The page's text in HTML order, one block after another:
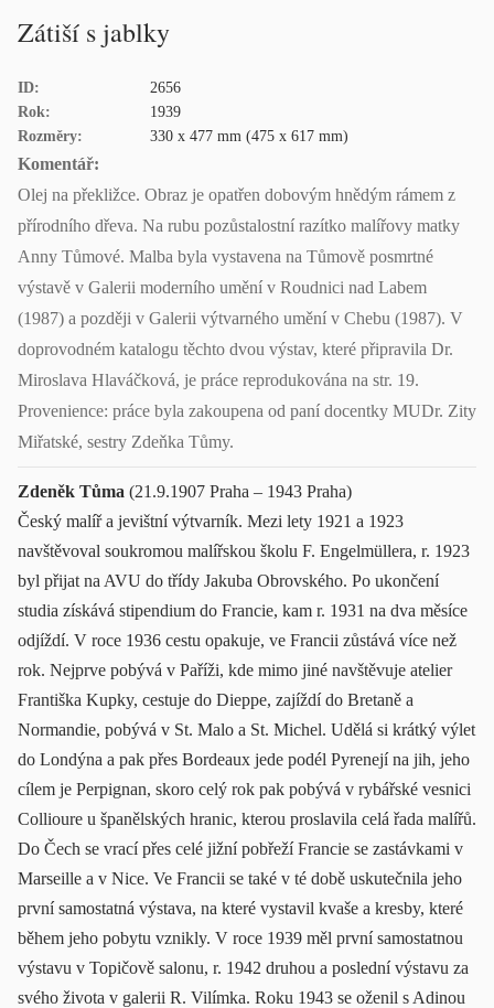
Zátiší s jablky
ID:
2656
Rok:
1939
Rozměry:
330 x 477 mm (475 x 617 mm)
Komentář:
Olej na překližce. Obraz je opatřen dobovým hnědým rámem z
přírodního dřeva. Na rubu pozůstalostní razítko malířovy matky
Anny Tůmové. Malba byla vystavena na Tůmově posmrtné
výstavě v Galerii moderního umění v Roudnici nad Labem
(1987) a později v Galerii výtvarného umění v Chebu (1987). V
doprovodném katalogu těchto dvou výstav, které připravila Dr.
Miroslava Hlaváčková, je práce reprodukována na str. 19.
Provenience: práce byla zakoupena od paní docentky MUDr. Zity
Miřatské, sestry Zdeňka Tůmy.
Zdeněk Tůma (21.9.1907 Praha – 1943 Praha)
Český malíř a jevištní výtvarník. Mezi lety 1921 a 1923
navštěvoval soukromou malířskou školu F. Engelmüllera, r. 1923
byl přijat na AVU do třídy Jakuba Obrovského. Po ukončení
studia získává stipendium do Francie, kam r. 1931 na dva měsíce
odjíždí. V roce 1936 cestu opakuje, ve Francii zůstává více než
rok. Nejprve pobývá v Paříži, kde mimo jiné navštěvuje atelier
Františka Kupky, cestuje do Dieppe, zajíždí do Bretaně a
Normandie, pobývá v St. Malo a St. Michel. Udělá si krátký výlet
do Londýna a pak přes Bordeaux jede podél Pyrenejí na jih, jeho
cílem je Perpignan, skoro celý rok pak pobývá v rybářské vesnici
Collioure u španělských hranic, kterou proslavila celá řada malířů.
Do Čech se vrací přes celé jižní pobřeží Francie se zastávkami v
Marseille a v Nice. Ve Francii se také v té době uskutečnila jeho
první samostatná výstava, na které vystavil kvaše a kresby, které
během jeho pobytu vznikly. V roce 1939 měl první samostatnou
výstavu v Topičově salonu, r. 1942 druhou a poslední výstavu za
svého života v galerii R. Vilímka. Roku 1943 se oženil s Adinou